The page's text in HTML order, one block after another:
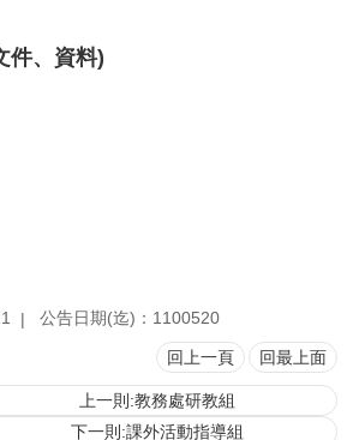
件、資料)
公告日期(迄)：1100520
回上一頁 回最上面
上一則:教務處研教組
下一則:課外活動指導組